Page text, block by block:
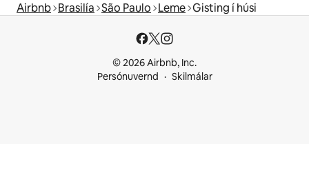
Airbnb Brasilía São Paulo Leme Gisting í húsi
© 2026 Airbnb, Inc.
Persónuvernd
Skilmálar